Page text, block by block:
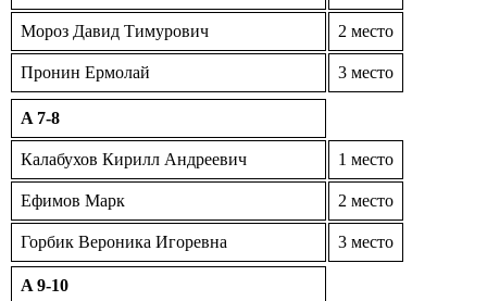
Мороз Давид Тимурович 2 место
Пронин Ермолай 3 место
A 7-8
Калабухов Кирилл Андреевич 1 место
Ефимов Марк 2 место
Горбик Вероника Игоревна 3 место
A 9-10